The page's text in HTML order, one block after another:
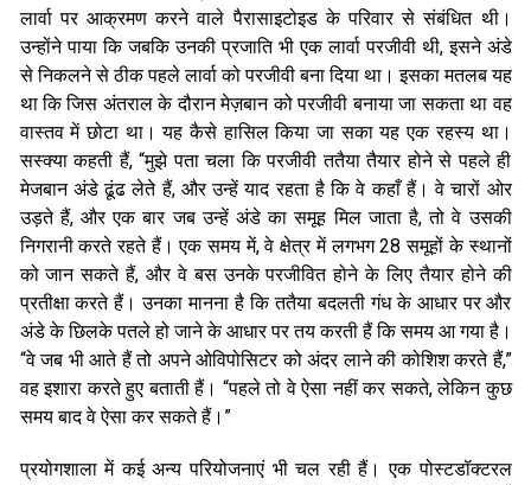
लार्वा पर आक्रमण करने वाले पैरासाइटोइड के परिवार से संबंधित थी।
उन्होंने पाया कि जबकि उनकी प्रजाति भी एक लार्वा परजीवी थी, इसने अंडे
से निकलने से ठीक पहले लार्वा को परजीवी बना दिया था। इसका मतलब यह
था कि जिस अंतराल के दौरान मेज़बान को परजीवी बनाया जा सकता था वह
वास्तव में छोटा था। यह कैसे हासिल किया जा सका यह एक रहस्य था।
सस्क्या कहती हैं, “मुझे पता चला कि परजीवी ततैया तैयार होने से पहले ही
मेजबान अंडे ढूंढ लेते हैं, और उन्हें याद रहता है कि वे कहाँ हैं। वे चारों ओर
उड़ते हैं, और एक बार जब उन्हें अंडे का समूह मिल जाता है, तो वे उसकी
निगरानी करते रहते हैं। एक समय में, वे क्षेत्र में लगभग 28 समूहों के स्थानों
को जान सकते हैं, और वे बस उनके परजीवित होने के लिए तैयार होने की
प्रतीक्षा करते हैं। उनका मानना ​​है कि ततैया बदलती गंध के आधार पर और
अंडे के छिलके पतले हो जाने के आधार पर तय करती हैं कि समय आ गया है।
“वे जब भी आते हैं तो अपने ओविपोसिटर को अंदर लाने की कोशिश करते हैं,”
वह इशारा करते हुए बताती हैं। “पहले तो वे ऐसा नहीं कर सकते, लेकिन कुछ
समय बाद वे ऐसा कर सकते हैं।”
प्रयोगशाला में कई अन्य परियोजनाएं भी चल रही हैं। एक पोस्टडॉक्टरल